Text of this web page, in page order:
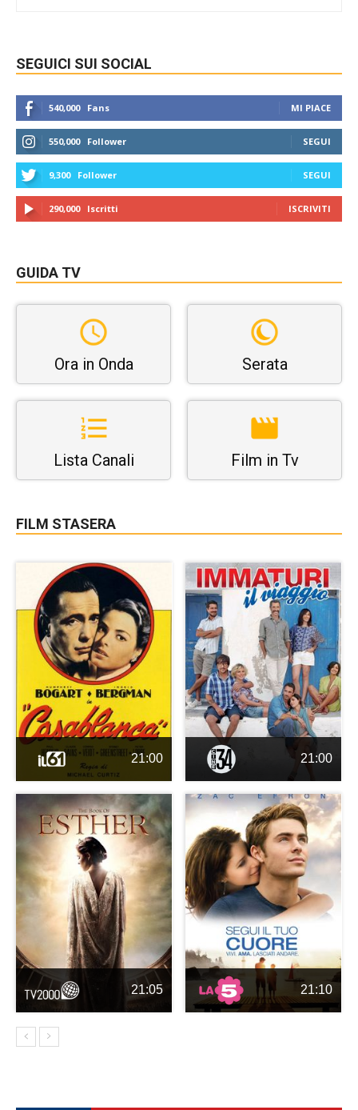
SEGUICI SUI SOCIAL
540,000 Fans MI PIACE
550,000 Follower SEGUI
9,300 Follower SEGUI
290,000 Iscritti ISCRIVITI
GUIDA TV
Ora in Onda Serata
Lista Canali Film in Tv
FILM STASERA
21:00 21:00
21:05 21:10